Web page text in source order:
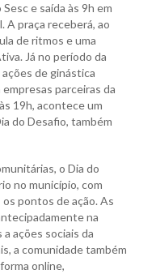
e saída às 9h em
A praça receberá, ao
de ritmos e uma
Já no período da
de ginástica
parceiras da
19h, acontece um
do Desafio, também
o Dia do
no município, com
pontos de ação. As
na
ações sociais da
a comunidade também
online,